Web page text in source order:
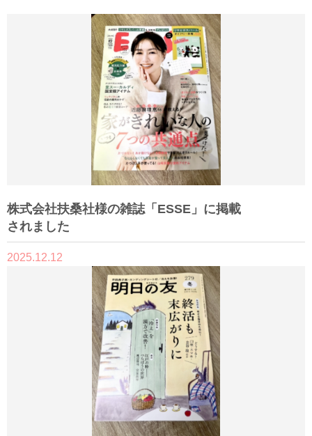
株式会社扶桑社様の雑誌「ESSE」に掲載
されました
2025.12.12